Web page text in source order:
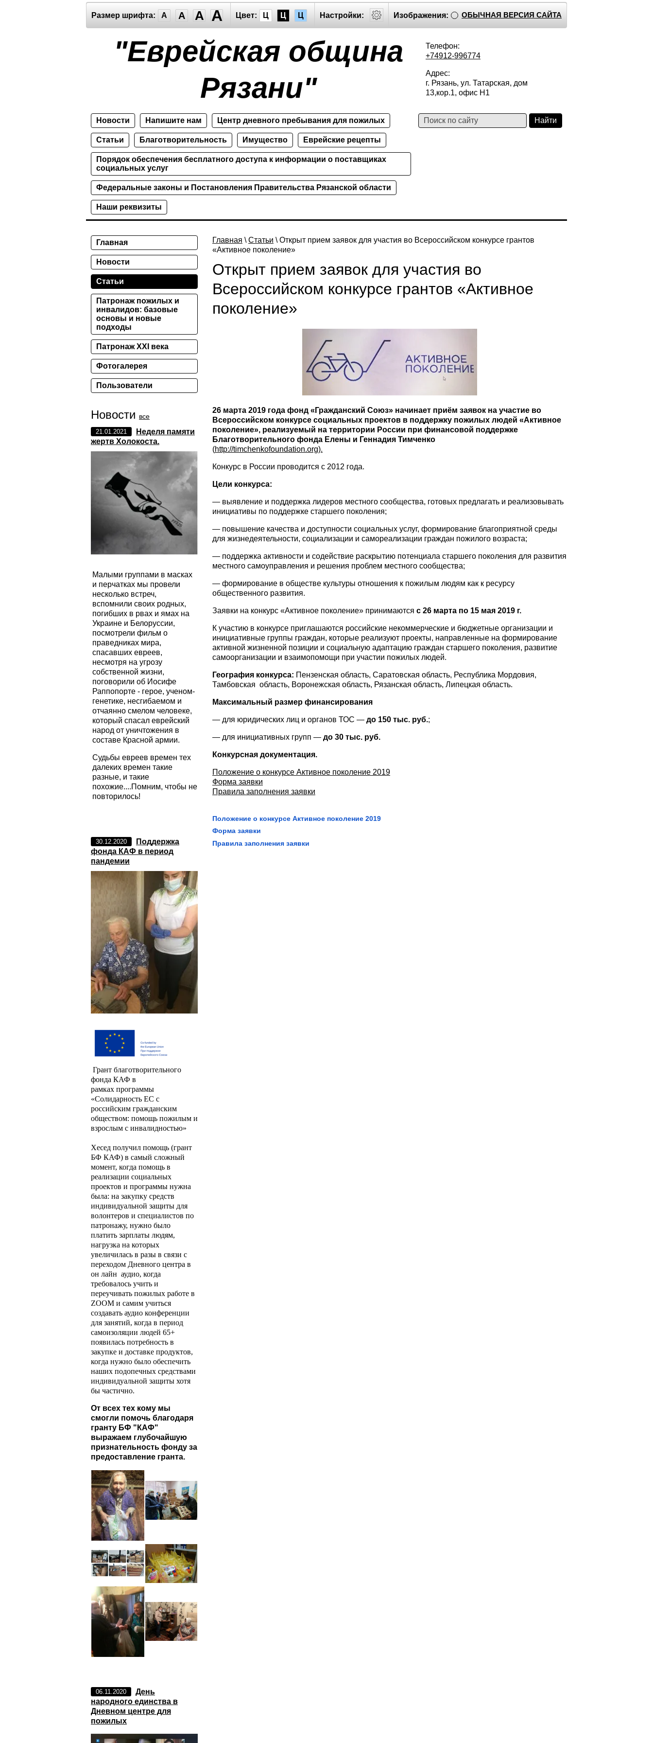
Размер шрифта: A A A A Цвет: Ц Ц Ц Настройки: Изображения: ОБЫЧНАЯ ВЕРСИЯ САЙТА
"Еврейская община
Рязани"
Телефон:
+74912-996774
Адрес:
г. Рязань, ул. Татарская, дом
13,кор.1, офис Н1
Новости Напишите нам Центр дневного пребывания для пожилых
Статьи Благотворительность Имущество Еврейские рецепты
Порядок обеспечения бесплатного доступа к информации о поставщиках
социальных услуг
Федеральные законы и Постановления Правительства Рязанской области
Наши реквизиты
Главная \ Статьи \ Открыт прием заявок для участия во Всероссийском конкурсе грантов
«Активное поколение»
Открыт прием заявок для участия во
Всероссийском конкурсе грантов «Активное
поколение»
26 марта 2019 года фонд «Гражданский Союз» начинает приём заявок на участие во
Всероссийском конкурсе социальных проектов в поддержку пожилых людей «Активное
поколение», реализуемый на территории России при финансовой поддержке
Благотворительного фонда Елены и Геннадия Тимченко
(http://timchenkofoundation.org).
Конкурс в России проводится с 2012 года.
Цели конкурса:
— выявление и поддержка лидеров местного сообщества, готовых предлагать и реализовывать
инициативы по поддержке старшего поколения;
— повышение качества и доступности социальных услуг, формирование благоприятной среды
для жизнедеятельности, социализации и самореализации граждан пожилого возраста;
— поддержка активности и содействие раскрытию потенциала старшего поколения для развития
местного самоуправления и решения проблем местного сообщества;
— формирование в обществе культуры отношения к пожилым людям как к ресурсу
общественного развития.
Заявки на конкурс «Активное поколение» принимаются с 26 марта по 15 мая 2019 г.
К участию в конкурсе приглашаются российские некоммерческие и бюджетные организации и
инициативные группы граждан, которые реализуют проекты, направленные на формирование
активной жизненной позиции и социальную адаптацию граждан старшего поколения, развитие
самоорганизации и взаимопомощи при участии пожилых людей.
География конкурса: Пензенская область, Саратовская область, Республика Мордовия,
Тамбовская область, Воронежская область, Рязанская область, Липецкая область.
Максимальный размер финансирования
— для юридических лиц и органов ТОС — до 150 тыс. руб.;
— для инициативных групп — до 30 тыс. руб.
Конкурсная документация.
Положение о конкурсе Активное поколение 2019
Форма заявки
Правила заполнения заявки
Положение о конкурсе Активное поколение 2019
Форма заявки
Правила заполнения заявки
Главная
Новости
Статьи
Патронаж пожилых и
инвалидов: базовые
основы и новые
подходы
Патронаж XXI века
Фотогалерея
Пользователи
Новости все
21.01.2021
Неделя памяти
жертв Холокоста.
Малыми группами в масках
и перчатках мы провели
несколько встреч,
вспомнили своих родных,
погибших в рвах и ямах на
Украине и Белоруссии,
посмотрели фильм о
праведниках мира,
спасавших евреев,
несмотря на угрозу
собственной жизни,
поговорили об Иосифе
Раппопорте - герое, ученом-
генетике, несгибаемом и
отчаянно смелом человеке,
который спасал еврейский
народ от уничтожения в
составе Красной армии.
Судьбы евреев времен тех
далеких времен такие
разные, и такие
похожие....Помним, чтобы не
повторилось!
30.12.2020
Поддержка
фонда КАФ в период
пандемии
Грант благотворительного
фонда КАФ в
рамках программы
«Солидарность ЕС с
российским гражданским
обществом: помощь пожилым и
взрослым с инвалидностью»
Хесед получил помощь (грант
БФ КАФ) в самый сложный
момент, когда помощь в
реализации социальных
проектов и программы нужна
была: на закупку средств
индивидуальной защиты для
волонтеров и специалистов по
патронажу, нужно было
платить зарплаты людям,
нагрузка на которых
увеличилась в разы в связи с
переходом Дневного центра в
он лайн аудио, когда
требовалось учить и
переучивать пожилых работе в
ZOOM и самим учиться
создавать аудио конференции
для занятий, когда в период
самоизоляции людей 65+
появилась потребность в
закупке и доставке продуктов,
когда нужно было обеспечить
наших подопечных средствами
индивидуальной защиты хотя
бы частично.
От всех тех кому мы
смогли помочь благодаря
гранту БФ "КАФ"
выражаем глубочайшую
признательность фонду за
предоставление гранта.
06.11.2020
День
народного единства в
Дневном центре для
пожилых